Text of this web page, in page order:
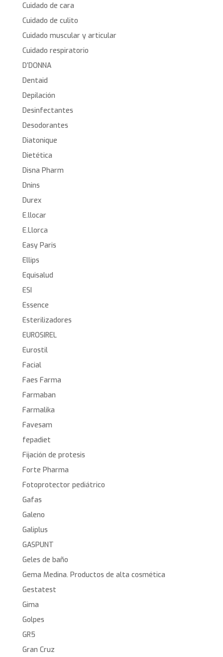
Cuidado de cara
Cuidado de culito
Cuidado muscular y articular
Cuidado respiratorio
D’DONNA
Dentaid
Depilación
Desinfectantes
Desodorantes
Diatonique
Dietética
Disna Pharm
Dnins
Durex
E.llocar
E.Llorca
Easy Paris
Ellips
Equisalud
ESI
Essence
Esterilizadores
EUROSIREL
Eurostil
Facial
Faes Farma
Farmaban
Farmalika
Favesam
fepadiet
Fijación de protesis
Forte Pharma
Fotoprotector pediátrico
Gafas
Galeno
Galiplus
GASPUNT
Geles de baño
Gema Medina. Productos de alta cosmética
Gestatest
Gima
Golpes
GR5
Gran Cruz